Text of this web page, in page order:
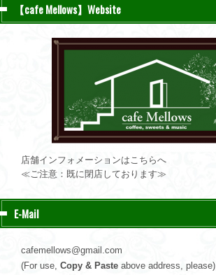
【cafe Mellows】Website
店舗インフォメーションはこちらへ
≪ご注意：既に閉店しております≫
E-Mail
cafemellows@gmail.com
(For use, Copy & Paste above address, please)